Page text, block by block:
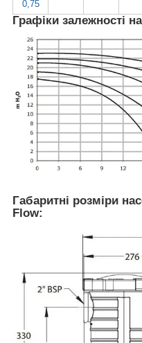
0,75
Графіки залежності
Габаритні розміри
Flow: